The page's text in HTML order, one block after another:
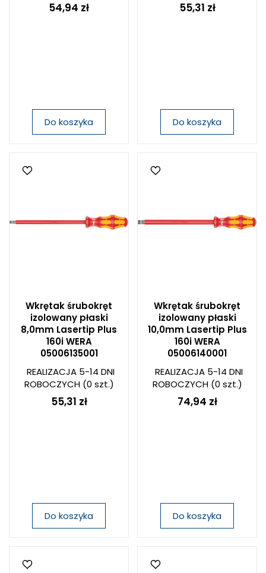
54,94 zł
Do koszyka
55,31 zł
Do koszyka
Wkrętak śrubokręt
izolowany płaski
8,0mm Lasertip Plus
160i WERA
05006135001
REALIZACJA 5-14 DNI
ROBOCZYCH(0 szt.)
55,31 zł
Do koszyka
Wkrętak śrubokręt
izolowany płaski
10,0mm Lasertip Plus
160i WERA
05006140001
REALIZACJA 5-14 DNI
ROBOCZYCH(0 szt.)
74,94 zł
Do koszyka